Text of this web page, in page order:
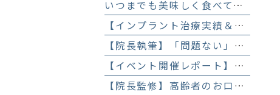
いつまでも美味しく食べて、楽しく話すために 「お口からはじめる健康長寿教室」を開催します
【インプラント治療実績＆直筆アンケート】「歯医者が怖かった」トラウマを乗り越えて。70歳・介護士女性が手に入れた「晴れ晴れとした笑顔」と人生を支える噛み合わせ】
【院長執筆】「問題ない」と言われ続けた歯の違和感……60代女性が「80歳で20本の自前の歯」を守るために選んだ精密総合治療の全貌
【イベント開催レポート】笑顔がいっぱい！歯科衛生士×管理栄養士がお届けする「親子で楽しむむし歯になりにくいお菓子作り体験」】
【院長監修】高齢者のお口の健康が、全身の健康につながる理由。生涯おいしく食べるための「口内環境検査」とオーダーメイド予防】